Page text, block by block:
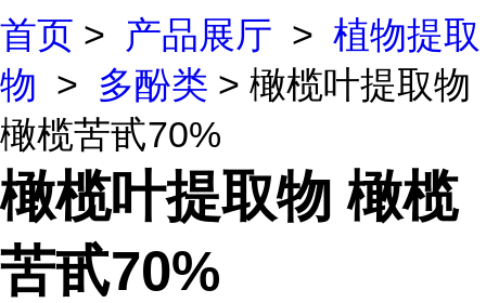
首页 > 产品展厅 > 植物提取
物 > 多酚类 > 橄榄叶提取物
橄榄苦甙70%
橄榄叶提取物 橄榄
苦甙70%